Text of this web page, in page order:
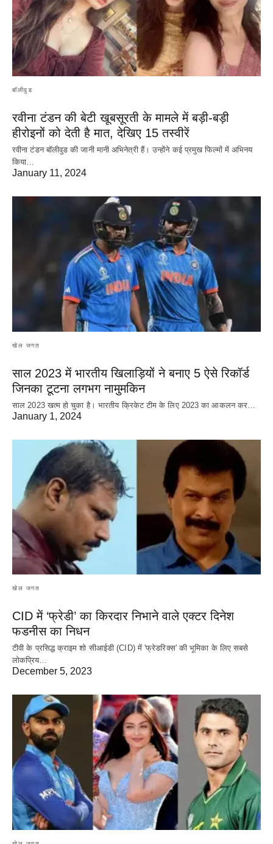
बॉलीवुड
रवीना टंडन की बेटी खूबसूरती के मामले में बड़ी-बड़ी
हीरोइनों को देती है मात, देखिए 15 तस्वीरें
रवीना टंडन बॉलीवुड की जानी मानी अभिनेत्री हैं। उन्होंने कई प्रमुख फिल्मों में अभिनय
किया…
January 11, 2024
खेल जगत
साल 2023 में भारतीय खिलाड़ियों ने बनाए 5 ऐसे रिकॉर्ड
जिनका टूटना लगभग नामुमकिन
साल 2023 खत्म हो चुका है। भारतीय क्रिकेट‌ टीम के लिए 2023 का आकलन कर…
January 1, 2024
खेल जगत
CID में ‘फ्रेडी’ का किरदार निभाने वाले एक्टर दिनेश
फडनीस का निधन
टीवी के प्रसिद्ध क्राइम शो सीआईडी (CID) में 'फ्रेडरिक्स' की भूमिका के लिए सबसे
लोकप्रिय…
December 5, 2023